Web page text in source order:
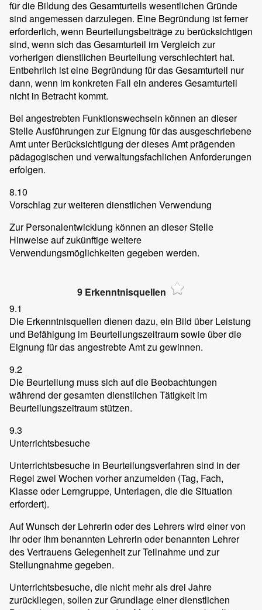
für die Bildung des Gesamturteils wesentlichen Gründe
sind angemessen darzulegen. Eine Begründung ist ferner
erforderlich, wenn Beurteilungsbeiträge zu berücksichtigen
sind, wenn sich das Gesamturteil im Vergleich zur
vorherigen dienstlichen Beurteilung verschlechtert hat.
Entbehrlich ist eine Begründung für das Gesamturteil nur
dann, wenn im konkreten Fall ein anderes Gesamturteil
nicht in Betracht kommt.
Bei angestrebten Funktionswechseln können an dieser
Stelle Ausführungen zur Eignung für das ausgeschriebene
Amt unter Berücksichtigung der dieses Amt prägenden
pädagogischen und verwaltungsfachlichen Anforderungen
erfolgen.
8.10
Vorschlag zur weiteren dienstlichen Verwendung
Zur Personalentwicklung können an dieser Stelle
Hinweise auf zukünftige weitere
Verwendungsmöglichkeiten gegeben werden.
9 Erkenntnisquellen
9.1
Die Erkenntnisquellen dienen dazu, ein Bild über Leistung
und Befähigung im Beurteilungszeitraum sowie über die
Eignung für das angestrebte Amt zu gewinnen.
9.2
Die Beurteilung muss sich auf die Beobachtungen
während der gesamten dienstlichen Tätigkeit im
Beurteilungszeitraum stützen.
9.3
Unterrichtsbesuche
Unterrichtsbesuche in Beurteilungsverfahren sind in der
Regel zwei Wochen vorher anzumelden (Tag, Fach,
Klasse oder Lerngruppe, Unterlagen, die die Situation
erfordert).
Auf Wunsch der Lehrerin oder des Lehrers wird einer von
ihr oder ihm benannten Lehrerin oder benannten Lehrer
des Vertrauens Gelegenheit zur Teilnahme und zur
Stellungnahme gegeben.
Unterrichtsbesuche, die nicht mehr als drei Jahre
zurückliegen, sollen zur Grundlage einer dienstlichen